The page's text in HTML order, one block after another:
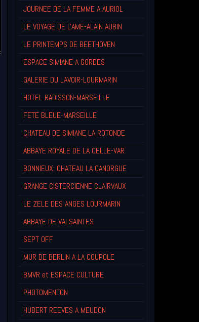
JOURNEE DE LA FEMME A AURIOL
LE VOYAGE DE L'AME-ALAIN AUBIN
LE PRINTEMPS DE BEETHOVEN
ESPACE SIMIANE A GORDES
GALERIE DU LAVOIR-LOURMARIN
HOTEL RADISSON-MARSEILLE
FETE BLEUE-MARSEILLE
CHATEAU DE SIMIANE LA ROTONDE
ABBAYE ROYALE DE LA CELLE-VAR
BONNIEUX: CHATEAU LA CANORGUE
GRANGE CISTERCIENNE CLAIRVAUX
LE ZELE DES ANGES LOURMARIN
ABBAYE DE VALSAINTES
SEPT OFF
MUR DE BERLIN A LA COUPOLE
BMVR et ESPACE CULTURE
PHOTOMENTON
HUBERT REEVES A MEUDON